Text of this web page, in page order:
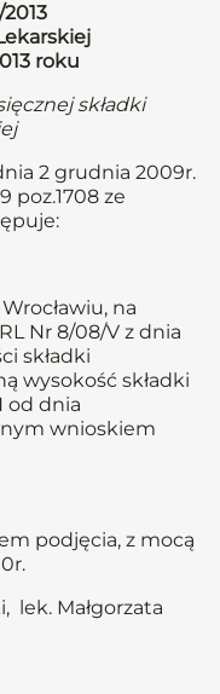
roku
składki
2 grudnia 2009r.
poz.1708 ze
na
Nr 8/08/V z dnia
składki
wysokość składki
od dnia
wnioskiem
podjęcia, z mocą
lek. Małgorzata